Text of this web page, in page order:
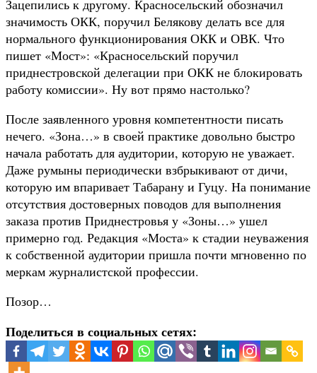
Зацепились к другому. Красносельский обозначил
значимость ОКК, поручил Белякову делать все для
нормального функционирования ОКК и ОВК. Что
пишет «Мост»: «Красносельский поручил
приднестровской делегации при ОКК не блокировать
работу комиссии». Ну вот прямо настолько?
После заявленного уровня компетентности писать
нечего. «Зона…» в своей практике довольно быстро
начала работать для аудитории, которую не уважает.
Даже румыны периодически взбрыкивают от дичи,
которую им впаривает Табарану и Гуцу. На понимание
отсутствия достоверных поводов для выполнения
заказа против Приднестровья у «Зоны…» ушел
примерно год. Редакция «Моста» к стадии неуважения
к собственной аудитории пришла почти мгновенно по
меркам журналистской профессии.
Позор…
Поделиться в социальных сетях: